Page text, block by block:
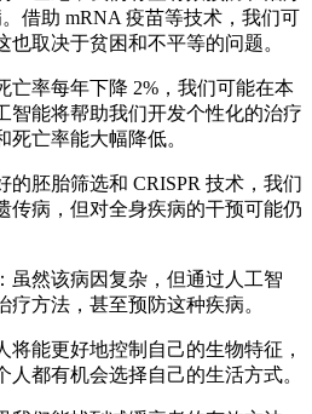
借助 mRNA 疫苗等技术，我们可
取决于贫困和不平等的问题。
率每年下降 2%，我们可能在本
智能将帮助我们开发个性化的治疗
亡率能大幅降低。
胚胎筛选和 CRISPR 技术，我们
传病，但对全身疾病的干预可能仍
然该病因复杂，但通过人工智
方法，甚至预防这种疾病。
能更好地控制自己的生物特征，
都有机会选择自己的生活方式。